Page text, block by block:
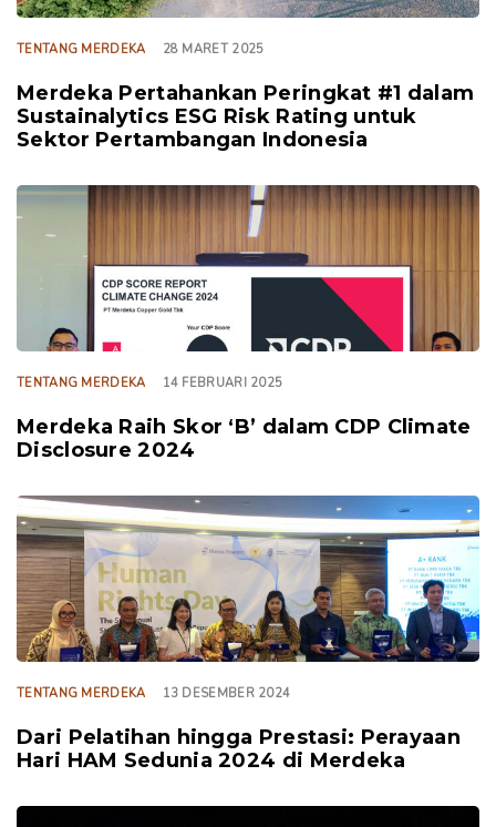
TENTANG MERDEKA 28 MARET 2025
Merdeka Pertahankan Peringkat #1 dalam
Sustainalytics ESG Risk Rating untuk
Sektor Pertambangan Indonesia
TAGS
TENTANG MERDEKA 14 FEBRUARI 2025
Merdeka Raih Skor ‘B’ dalam CDP Climate
Disclosure 2024
TAGS
TENTANG MERDEKA 13 DESEMBER 2024
Dari Pelatihan hingga Prestasi: Perayaan
Hari HAM Sedunia 2024 di Merdeka